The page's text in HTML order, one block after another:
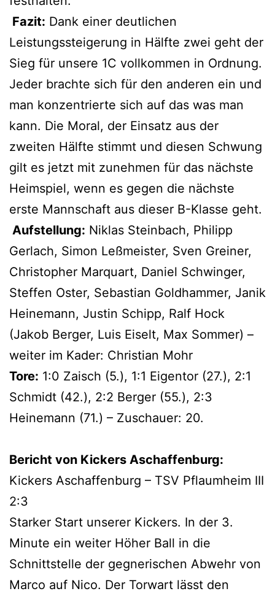
Fazit: Dank einer deutlichen
Leistungssteigerung in Hälfte zwei geht der
Sieg für unsere 1C vollkommen in Ordnung.
Jeder brachte sich für den anderen ein und
man konzentrierte sich auf das was man
kann. Die Moral, der Einsatz aus der
zweiten Hälfte stimmt und diesen Schwung
gilt es jetzt mit zunehmen für das nächste
Heimspiel, wenn es gegen die nächste
erste Mannschaft aus dieser B-Klasse geht.
Aufstellung: Niklas Steinbach, Philipp
Gerlach, Simon Leßmeister, Sven Greiner,
Christopher Marquart, Daniel Schwinger,
Steffen Oster, Sebastian Goldhammer, Janik
Heinemann, Justin Schipp, Ralf Hock
(Jakob Berger, Luis Eiselt, Max Sommer) –
weiter im Kader: Christian Mohr
Tore: 1:0 Zaisch (5.), 1:1 Eigentor (27.), 2:1
Schmidt (42.), 2:2 Berger (55.), 2:3
Heinemann (71.) – Zuschauer: 20.
Bericht von Kickers Aschaffenburg:
Kickers Aschaffenburg – TSV Pflaumheim III
2:3
Starker Start unserer Kickers. In der 3.
Minute ein weiter Höher Ball in die
Schnittstelle der gegnerischen Abwehr von
Marco auf Nico. Der Torwart lässt den